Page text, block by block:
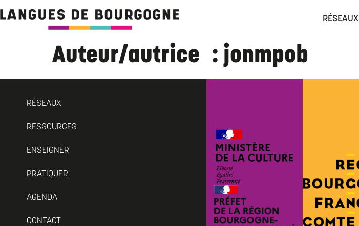
RÉSEAUX
Auteur/autrice : jonmpob
RÉSEAUX
RESSOURCES
ENSEIGNER
PRATIQUER
AGENDA
CONTACT